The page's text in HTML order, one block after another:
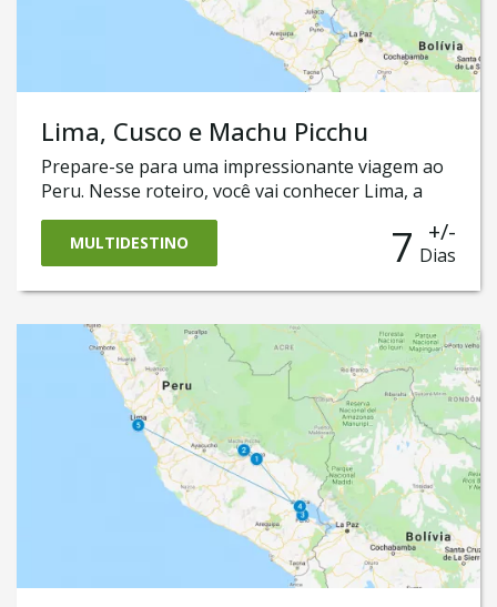
Lima, Cusco e Machu Picchu
Prepare-se para uma impressionante viagem ao
Peru. Nesse roteiro, você vai conhecer Lima, a
belíssima capital com sua deliciosa e premiada
gastronomia, Cusco, uma cidade colonial que foi a
sede do império Inca, as belíssimas as paisagens
do Vale Sagrado e o ponto mais esperado da
de Machu Picchu.
MULTIDESTINO 7 +/-
Dias